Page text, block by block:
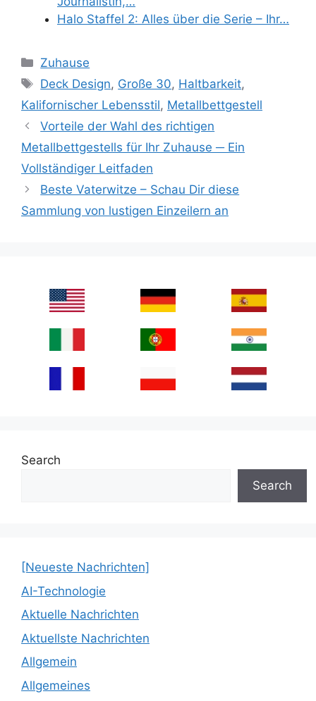
Halo Staffel 2: Alles über die Serie – Ihr…
Categories
Zuhause
Tags
Deck Design, Große 30, Haltbarkeit,
Kalifornischer Lebensstil, Metallbettgestell
Vorteile der Wahl des richtigen
Metallbettgestells für Ihr Zuhause ─ Ein
Vollständiger Leitfaden
Beste Vaterwitze – Schau Dir diese
Sammlung von lustigen Einzeilern an
Search
Search
[Neueste Nachrichten]
AI-Technologie
Aktuelle Nachrichten
Aktuellste Nachrichten
Allgemein
Allgemeines